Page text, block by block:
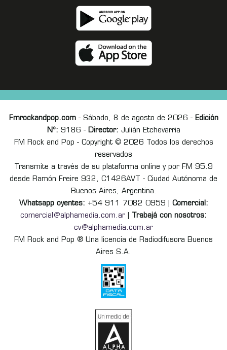
Fmrockandpop.com- Sábado, 8 de agosto de 2026 - Edición
Nº: 9186 - Director: Julián Etchevarria
FM Rock and Pop - Copyright © 2026 Todos los derechos
reservados
Transmite a través de su plataforma online y por FM 95.9
desde Ramón Freire 932, C1426AVT - Ciudad Autónoma de
Buenos Aires, Argentina.
Whatsapp oyentes: +54 911 7082 0959 | Comercial:
comercial@alphamedia.com.ar
Trabajá con nosotros:
cv@alphamedia.com.ar
FM Rock and Pop ® Una licencia de Radiodifusora Buenos
Aires S.A.